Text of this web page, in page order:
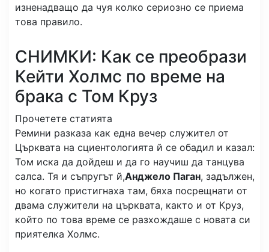
изненадващо да чуя колко сериозно се приема
това правило.
СНИМКИ: Как се преобрази
Кейти Холмс по време на
брака с Том Круз
Прочетете статията
Ремини разказа как една вечер служител от
Църквата на сциентологията й се обадил и казал:
Том иска да дойдеш и да го научиш да танцува
салса. Тя и съпругът й,Анджело Паган, задължен,
но когато пристигнаха там, бяха посрещнати от
двама служители на църквата, както и от Круз,
който по това време се разхождаше с новата си
приятелка Холмс.